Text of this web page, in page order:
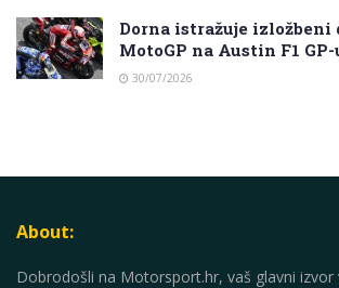
Dorna istražuje izložbeni
MotoGP na Austin F1 GP-
30/07/2026
About:
Dobrodošli na Motorsport.hr, vaš glavni izvor